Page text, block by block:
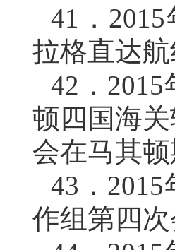
41．
拉格直达航
42．
顿四国海
会在马其
43．
作组第四